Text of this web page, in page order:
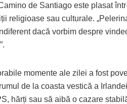
de Santiago este plasat
religioase sau culturale.
dacă vorbim despre
momente ale zilei a fost
de la coasta vestică a
hărți sau să aibă o cazare